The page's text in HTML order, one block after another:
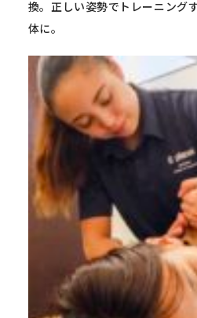
換。正しい姿勢でトレーニング
体に。